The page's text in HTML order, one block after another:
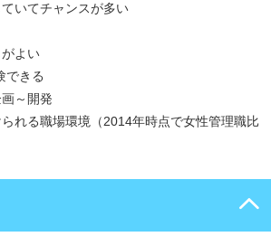
いてチャンスが多い
がよい
できる
～開発
られる職場環境（2014年時点で女性管理職比